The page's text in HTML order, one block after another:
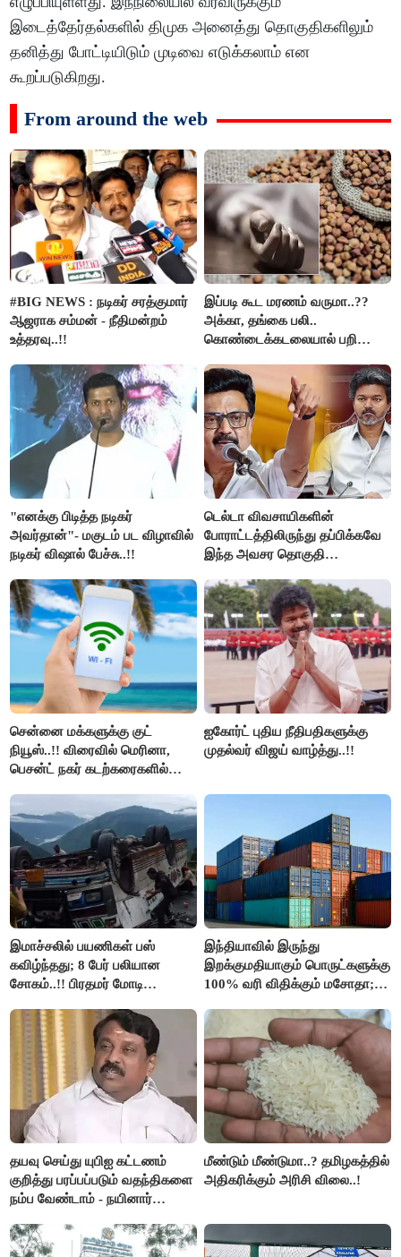
இடைத்தேர்தல்களில் திமுக அனைத்து தொகுதிகளிலும்
தனித்து போட்டியிடும் முடிவை எடுக்கலாம் என
கூறப்படுகிறது.
From around the web
#BIG NEWS : நடிகர் சரத்குமார்
ஆஜராக சம்மன் - நீதிமன்றம்
உத்தரவு..!!
இப்படி கூட மரணம் வருமா..??
அக்கா, தங்கை பலி..
கொண்டைக்கடலையால் பறிபோன
"எனக்கு பிடித்த நடிகர்
அவர்தான்"- மகுடம் பட விழாவில்
நடிகர் விஷால் பேச்சு..!!
டெல்டா விவசாயிகளின்
போராட்டத்திலிருந்து தப்பிக்கவே
இந்த அவசர தொகுதி
அரங்கேற்றுகிறார் முதலமைச்சர் -
திமுக ஐடி விங்..!!
சென்னை மக்களுக்கு குட்
நியூஸ்..!! விரைவில் மெரினா,
பெசன்ட் நகர் கடற்கரைகளில்
ஐகோர்ட் புதிய நீதிபதிகளுக்கு
முதல்வர் விஜய் வாழ்த்து..!!
இமாச்சலில் பயணிகள் பஸ்
கவிழ்ந்தது; 8 பேர் பலியான
சோகம்..!! பிரதமர் மோடி
இந்தியாவில் இருந்து
இறக்குமதியாகும் பொருட்களுக்கு
100% வரி விதிக்கும் மசோதா;
தயவு செய்து யுபிஐ கட்டணம்
குறித்து பரப்பப்படும் வதந்திகளை
நம்ப வேண்டாம் - நயினார்
மீண்டும் மீண்டுமா..? தமிழகத்தில்
அதிகரிக்கும் அரிசி விலை..!